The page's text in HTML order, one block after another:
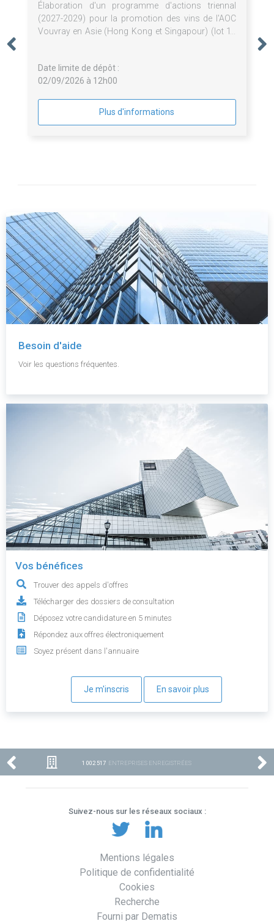
Élaboration d'un programme d'actions triennal
(2027-2029) pour la promotion des vins de l'AOC
Vouvray en Asie (Hong Kong et Singapour) (lot 1),
Date limite de dépôt :
02/09/2026 à 12h00
Plus d'informations
Besoin d'aide
Voir les questions fréquentes.
Vos bénéfices
Trouver des appels d'offres
Télécharger des dossiers de consultation
Déposez votre candidature en 5 minutes
Répondez aux offres électroniquement
Soyez présent dans l'annuaire
Je m'inscris En savoir plus
1 002 517 ENTREPRISES ENREGISTRÉES
Suivez-nous sur les réseaux sociaux :
Mentions légales
Politique de confidentialité
Cookies
Recherche
Fourni par Dematis